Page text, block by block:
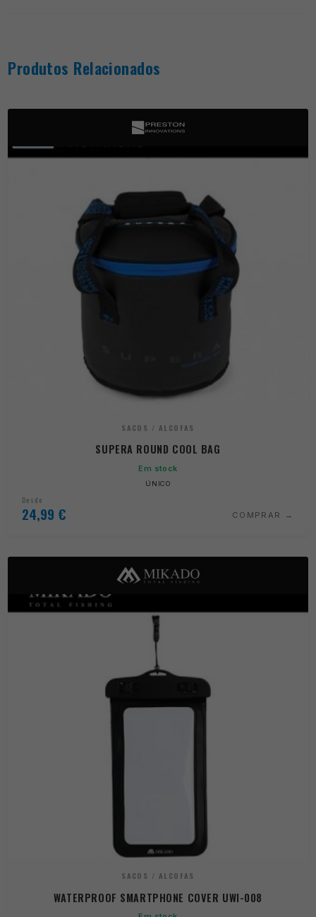
Produtos Relacionados
SACOS / ALCOFAS
SUPERA ROUND COOL BAG
Em stock
ÚNICO
Desde
24,99 € COMPRAR
SACOS / ALCOFAS
WATERPROOF SMARTPHONE COVER UWI-008